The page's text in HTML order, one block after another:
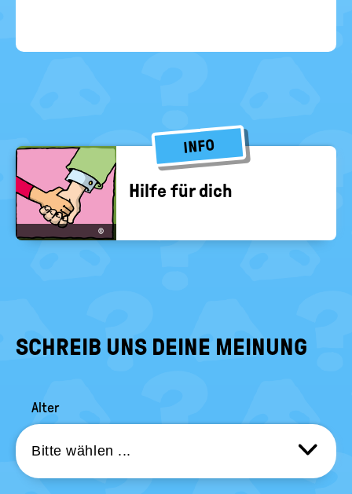
SCHREIB UNS DEINE MEINUNG
Alter
INFO
©
Hilfe für dich